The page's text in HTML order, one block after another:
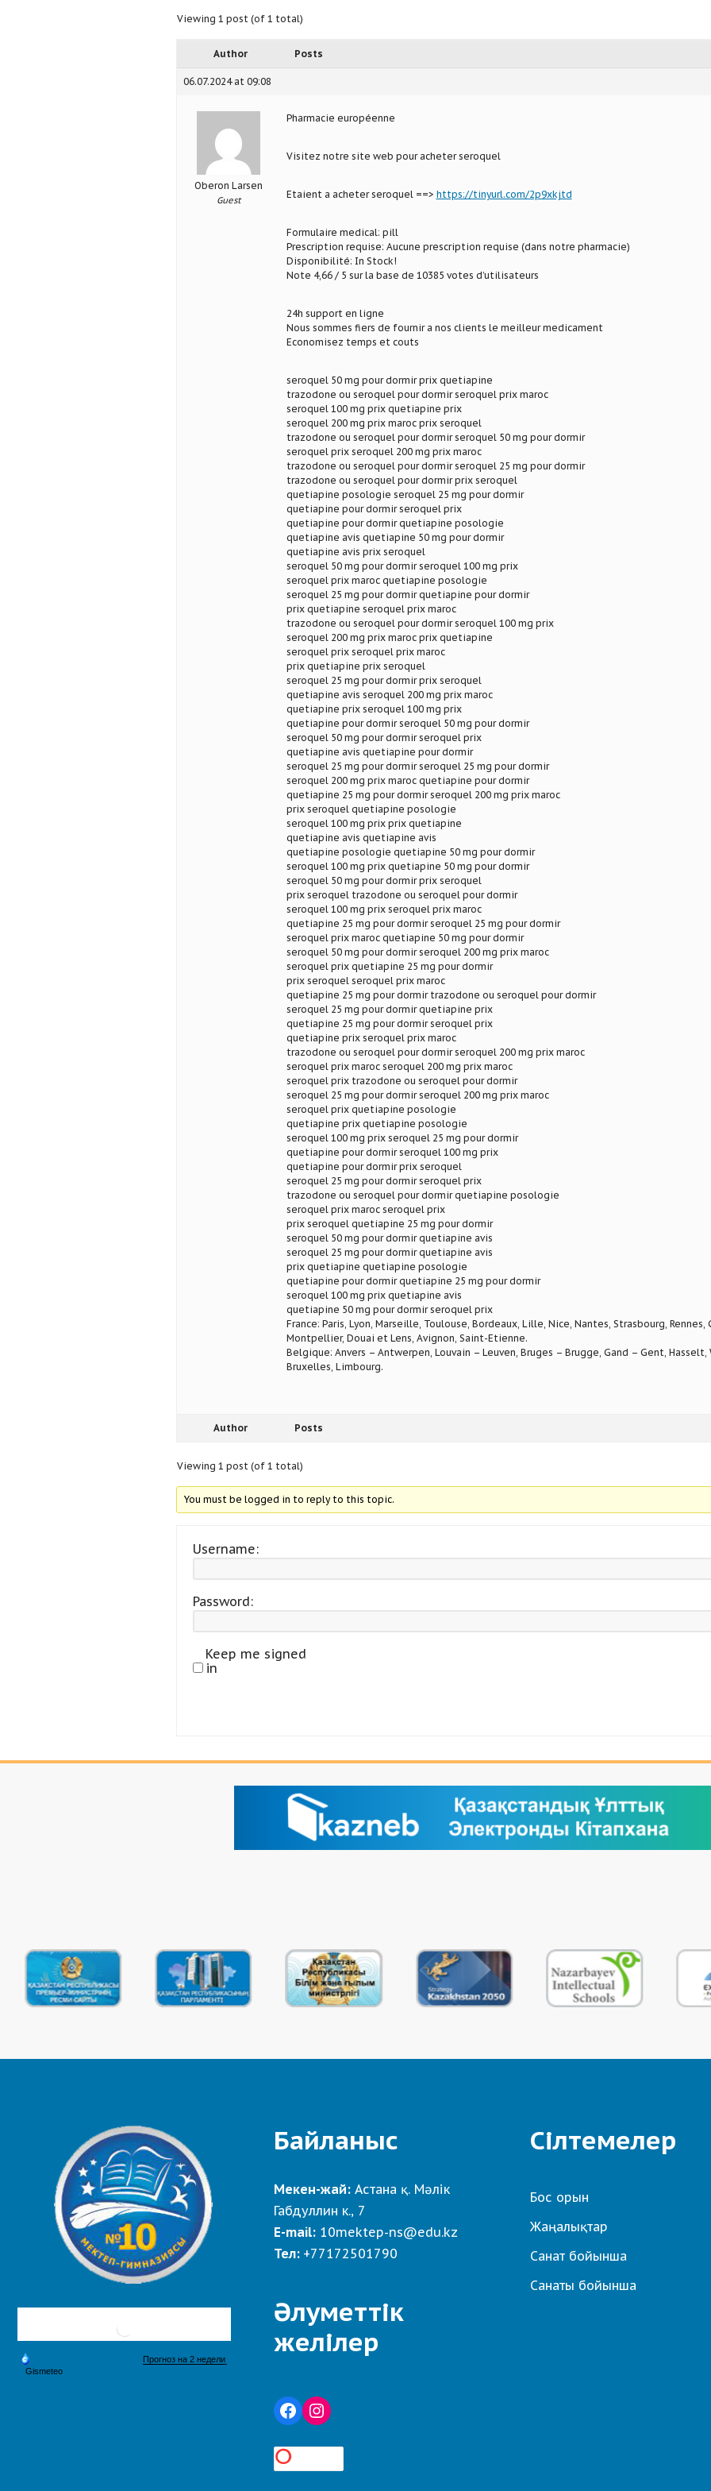
Viewing 1 post (of 1 total)
Author Posts
06.07.2024 at 09:08
Oberon Larsen
Guest
Pharmacie européenne
Visitez notre site web pour acheter seroquel
Etaient a acheter seroquel ==> https://tinyurl.com/2p9xkjtd
Formulaire medical: pill
Prescription requise: Aucune prescription requise (dans notre pharmacie)
Disponibilité: In Stock!
Note 4,66 / 5 sur la base de 10385 votes d’utilisateurs
24h support en ligne
Nous sommes fiers de fournir a nos clients le meilleur medicament
Economisez temps et couts
seroquel 50 mg pour dormir prix quetiapine
trazodone ou seroquel pour dormir seroquel prix maroc
seroquel 100 mg prix quetiapine prix
seroquel 200 mg prix maroc prix seroquel
trazodone ou seroquel pour dormir seroquel 50 mg pour dormir
seroquel prix seroquel 200 mg prix maroc
trazodone ou seroquel pour dormir seroquel 25 mg pour dormir
trazodone ou seroquel pour dormir prix seroquel
quetiapine posologie seroquel 25 mg pour dormir
quetiapine pour dormir seroquel prix
quetiapine pour dormir quetiapine posologie
quetiapine avis quetiapine 50 mg pour dormir
quetiapine avis prix seroquel
seroquel 50 mg pour dormir seroquel 100 mg prix
seroquel prix maroc quetiapine posologie
seroquel 25 mg pour dormir quetiapine pour dormir
prix quetiapine seroquel prix maroc
trazodone ou seroquel pour dormir seroquel 100 mg prix
seroquel 200 mg prix maroc prix quetiapine
seroquel prix seroquel prix maroc
prix quetiapine prix seroquel
seroquel 25 mg pour dormir prix seroquel
quetiapine avis seroquel 200 mg prix maroc
quetiapine prix seroquel 100 mg prix
quetiapine pour dormir seroquel 50 mg pour dormir
seroquel 50 mg pour dormir seroquel prix
quetiapine avis quetiapine pour dormir
seroquel 25 mg pour dormir seroquel 25 mg pour dormir
seroquel 200 mg prix maroc quetiapine pour dormir
quetiapine 25 mg pour dormir seroquel 200 mg prix maroc
prix seroquel quetiapine posologie
seroquel 100 mg prix prix quetiapine
quetiapine avis quetiapine avis
quetiapine posologie quetiapine 50 mg pour dormir
seroquel 100 mg prix quetiapine 50 mg pour dormir
seroquel 50 mg pour dormir prix seroquel
prix seroquel trazodone ou seroquel pour dormir
seroquel 100 mg prix seroquel prix maroc
quetiapine 25 mg pour dormir seroquel 25 mg pour dormir
seroquel prix maroc quetiapine 50 mg pour dormir
seroquel 50 mg pour dormir seroquel 200 mg prix maroc
seroquel prix quetiapine 25 mg pour dormir
prix seroquel seroquel prix maroc
quetiapine 25 mg pour dormir trazodone ou seroquel pour dormir
seroquel 25 mg pour dormir quetiapine prix
quetiapine 25 mg pour dormir seroquel prix
quetiapine prix seroquel prix maroc
trazodone ou seroquel pour dormir seroquel 200 mg prix maroc
seroquel prix maroc seroquel 200 mg prix maroc
seroquel prix trazodone ou seroquel pour dormir
seroquel 25 mg pour dormir seroquel 200 mg prix maroc
seroquel prix quetiapine posologie
quetiapine prix quetiapine posologie
seroquel 100 mg prix seroquel 25 mg pour dormir
quetiapine pour dormir seroquel 100 mg prix
quetiapine pour dormir prix seroquel
seroquel 25 mg pour dormir seroquel prix
trazodone ou seroquel pour dormir quetiapine posologie
seroquel prix maroc seroquel prix
prix seroquel quetiapine 25 mg pour dormir
seroquel 50 mg pour dormir quetiapine avis
seroquel 25 mg pour dormir quetiapine avis
prix quetiapine quetiapine posologie
quetiapine pour dormir quetiapine 25 mg pour dormir
seroquel 100 mg prix quetiapine avis
quetiapine 50 mg pour dormir seroquel prix
France: Paris, Lyon, Marseille, Toulouse, Bordeaux, Lille, Nice, Nantes, Strasbourg, Rennes,
Montpellier, Douai et Lens, Avignon, Saint-Etienne.
Belgique: Anvers – Antwerpen, Louvain – Leuven, Bruges – Brugge, Gand – Gent, Hasselt,
Bruxelles, Limbourg.
Author Posts
Viewing 1 post (of 1 total)
You must be logged in to reply to this topic.
Username:
Password:
Keep me signed
in
Байланыс
Мекен-жай: Астана қ. Мәлік
Габдуллин к., 7
E-mail: 10mektep-ns@edu.kz
Тел: +77172501790
Әлуметтік
желілер
Сілтемелер
Бос орын
Жаңалықтар
Санат бойынша
Санаты бойынша